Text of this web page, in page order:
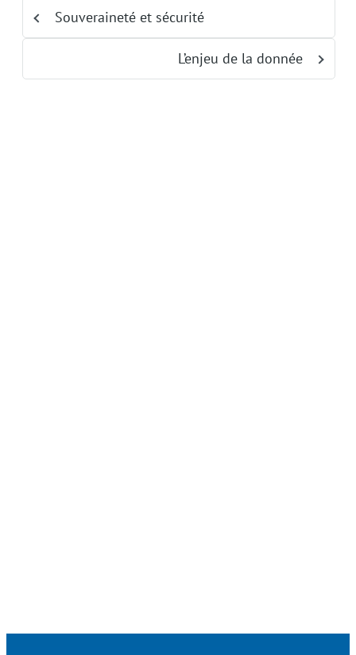
Souveraineté et sécurité
L’enjeu de la donnée